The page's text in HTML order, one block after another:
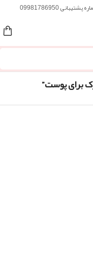
پشتیبانی 09981786950
برای پوست”